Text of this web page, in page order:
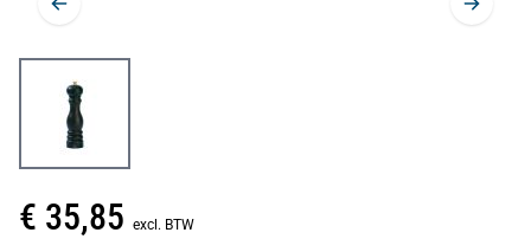
€ 35,85 excl. BTW